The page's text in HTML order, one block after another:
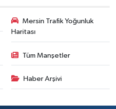
Mersin Trafik Yoğunluk
Haritası
Tüm Manşetler
Haber Arşivi